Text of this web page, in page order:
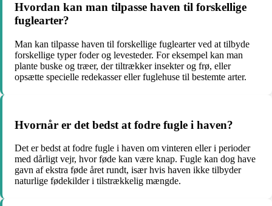
Hvordan kan man tilpasse haven til forskellige
fuglearter?
Man kan tilpasse haven til forskellige fuglearter ved at tilbyde
forskellige typer foder og levesteder. For eksempel kan man
plante buske og træer, der tiltrækker insekter og frø, eller
opsætte specielle redekasser eller fuglehuse til bestemte arter.
Hvornår er det bedst at fodre fugle i haven?
Det er bedst at fodre fugle i haven om vinteren eller i perioder
med dårligt vejr, hvor føde kan være knap. Fugle kan dog have
gavn af ekstra føde året rundt, især hvis haven ikke tilbyder
naturlige fødekilder i tilstrækkelig mængde.